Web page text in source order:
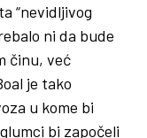
“nevidljivog
ni da bude
činu, već
je tako
u kome bi
bi započeli